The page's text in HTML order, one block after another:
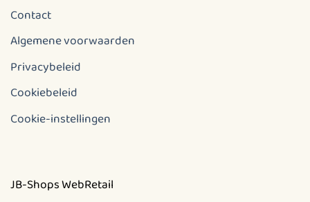
Contact
Algemene voorwaarden
Privacybeleid
Cookiebeleid
Cookie-instellingen
JB-Shops WebRetail